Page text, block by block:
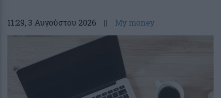
11:29, 3 Αυγούστου 2026 || My money